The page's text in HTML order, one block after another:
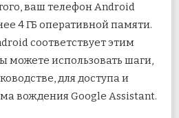
ваш телефон Android
4 ГБ оперативной памяти.
соответствует этим
можете использовать шаги,
для доступа и
вождения Google Assistant.